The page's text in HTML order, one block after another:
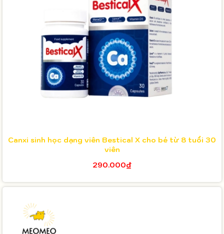
Canxi sinh học dạng viên Bestical X cho bé từ 8 tuổi 30
viên
290.000₫